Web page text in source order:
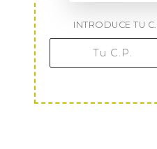
INTRODUCE TU